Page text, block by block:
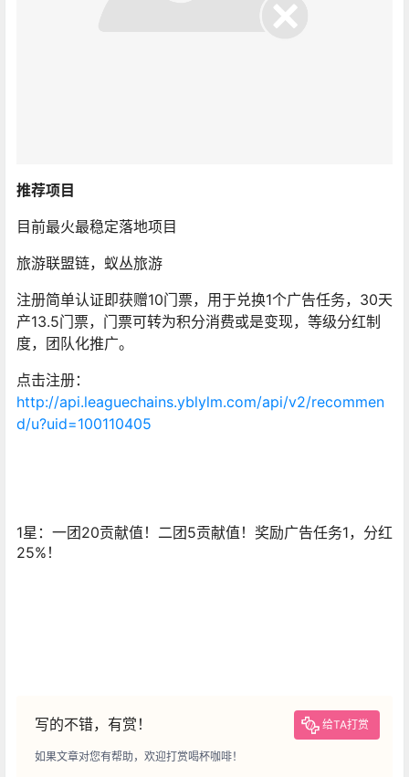
推荐项目
目前最火最稳定落地项目
旅游联盟链，蚁丛旅游
注册简单认证即获赠10门票，用于兑换1个广告任务，30天
产13.5门票，门票可转为积分消费或是变现，等级分红制
度，团队化推广。
点击注册：
http://api.leaguechains.yblylm.com/api/v2/recommen
d/u?uid=100110405
1星：一团20贡献值！二团5贡献值！奖励广告任务1，分红
25%！
写的不错，有赏！ 给TA打赏
如果文章对您有帮助，欢迎打赏喝杯咖啡！